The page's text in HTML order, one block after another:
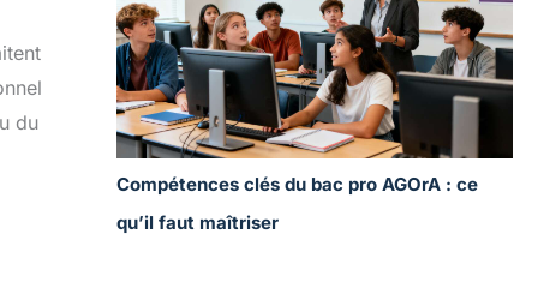
du
Compétences clés du bac pro AGOrA : ce
qu’il faut maîtriser